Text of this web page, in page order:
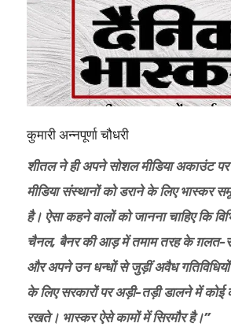
कुमारी अन्नपूर्णा चौधरी
शीतल ने ही अपने सोशल मीडिया अकाउंट
मीडिया संस्थानों को डराने के लिए भास्कर
है। ऐसा कहने वालों को जानना चाहिए कि
चैनल, बैनर की आड़ में तमाम तरह के ग़लत-
और अपने उन धन्धों से जुड़ीं अवैध
के लिए सरकारों पर अड़ी-तड़ी डालने में कोई
रखते। भास्कर ऐसे कामों में सिरमौर है।”